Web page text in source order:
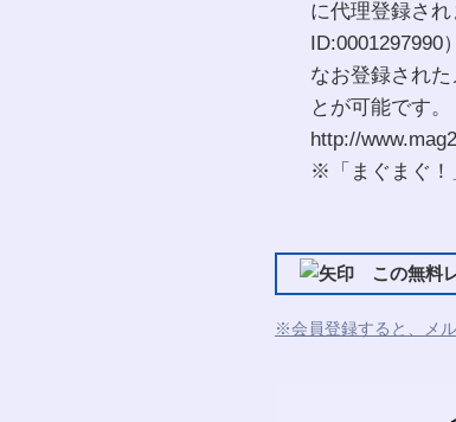
に代理登録さ
ID:0001297990）
なお登録され
とが可能です。
http://
※「まぐまぐ！
この無料
※会員登録すると、メ